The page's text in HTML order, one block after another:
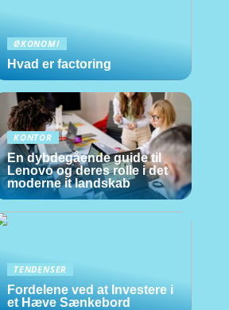
ØKONOMI
Hvad er factoring
KONTOR
En dybdegående guide til
Lenovo og deres rolle i det
moderne it landskab
TENDENSER
Fordelene ved at Investere i
et Hæve Sænkebord